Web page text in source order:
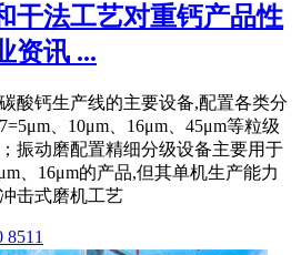
干法工艺对重钙产品性
资讯 ...
酸钙生产线的主要设备,配置各类分
、10μm、16μm、45μm等粒级
振动磨配置精细分级设备主要用于
、16μm的产品,但其单机生产能力
击式磨机工艺
8511